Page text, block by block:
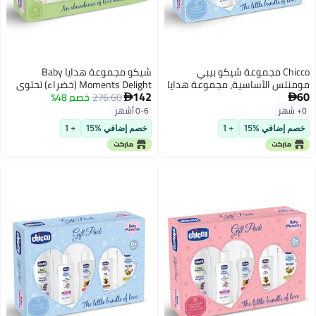
Chicco مجموعة شيكو بيبي
مومنتس الأساسية، مجموعة هدايا
للأطفال، 0M+ أزرق
60
0+ شهر
خصم إضافي %15 + 1
شيكو مجموعة هدايا Baby
Moments Delight (خضراء) تحتوي
على 7 منتجات للعناية ببشرة الطفل
وشعره ولعبة خشخشة | مجموعة
هدايا العناية بالطفل لحفل استقبال
المولود الجديد والآباء الجدد وأعياد
الميلاد | خالية من الفينوكسي
142
276.60خصم 48%
0-6 أشهر
خصم إضافي %15 + 1